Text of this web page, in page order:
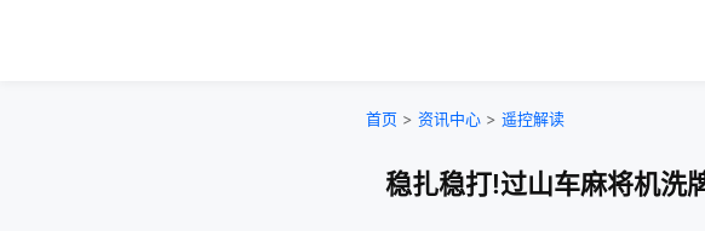
首页 > 资讯中心 > 遥控解读
稳扎稳打!过山车麻将机洗